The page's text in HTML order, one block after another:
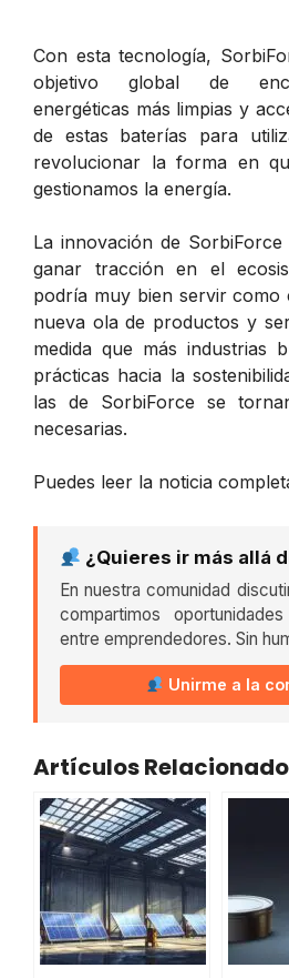
Con esta tecnología,
objetivo global de
energéticas más limpias y
de estas baterías para
revolucionar la forma en
gestionamos la energía.
La innovación de
ganar tracción en el
podría muy bien servir como
nueva ola de productos y
medida que más industrias
prácticas hacia la
las de SorbiForce se
necesarias.
Puedes leer la noticia
¿Quieres ir más allá
En nuestra comunidad
compartimos
entre emprendedores. Sin
Unirme a la
Artículos